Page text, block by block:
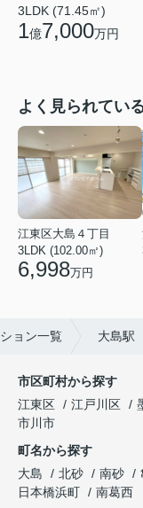
3LDK (71.45㎡)
1億7,000万円
よく見られてい
江東区大島４丁目
3LDK (102.00㎡)
6,998万円
ョン一覧 大島駅
市区町村から探す
江東区
江戸川区
市川市
町名から探す
大島
北砂 南砂
日本橋浜町
南葛西